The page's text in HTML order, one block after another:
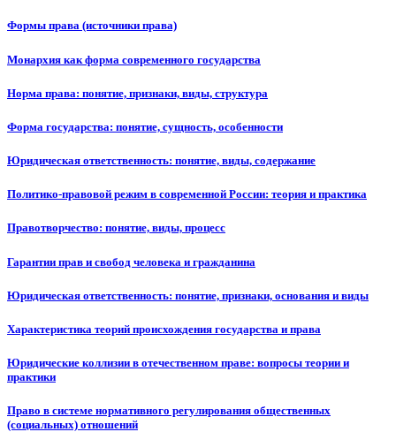
Формы права (источники права)
Монархия как форма современного государства
Норма права: понятие, признаки, виды, структура
Форма государства: понятие, сущность, особенности
Юридическая ответственность: понятие, виды, содержание
Политико-правовой режим в современной России: теория и практика
Правотворчество: понятие, виды, процесс
Гарантии прав и свобод человека и гражданина
Юридическая ответственность: понятие, признаки, основания и виды
Характеристика теорий происхождения государства и права
Юридические коллизии в отечественном праве: вопросы теории и
практики
Право в системе нормативного регулирования общественных
(социальных) отношений